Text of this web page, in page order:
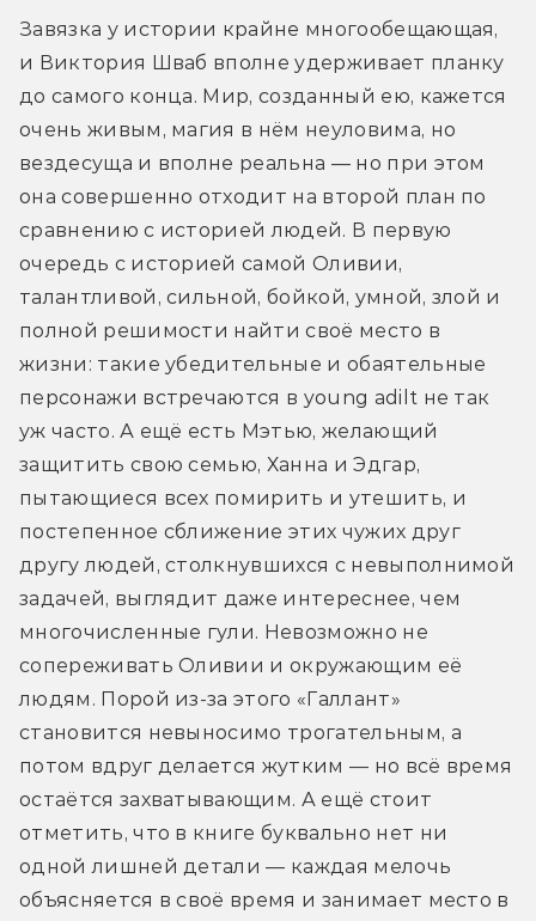
Завязка у истории крайне многообещающая,
и Виктория Шваб вполне удерживает планку
до самого конца. Мир, созданный ею, кажется
очень живым, магия в нём неуловима, но
вездесуща и вполне реальна — но при этом
она совершенно отходит на второй план по
сравнению с историей людей. В первую
очередь с историей самой Оливии,
талантливой, сильной, бойкой, умной, злой и
полной решимости найти своё место в
жизни: такие убедительные и обаятельные
персонажи встречаются в young adilt не так
уж часто. А ещё есть Мэтью, желающий
защитить свою семью, Ханна и Эдгар,
пытающиеся всех помирить и утешить, и
постепенное сближение этих чужих друг
другу людей, столкнувшихся с невыполнимой
задачей, выглядит даже интереснее, чем
многочисленные гули. Невозможно не
сопереживать Оливии и окружающим её
людям. Порой из-за этого «Галлант»
становится невыносимо трогательным, а
потом вдруг делается жутким — но всё время
остаётся захватывающим. А ещё стоит
отметить, что в книге буквально нет ни
одной лишней детали — каждая мелочь
объясняется в своё время и занимает место в